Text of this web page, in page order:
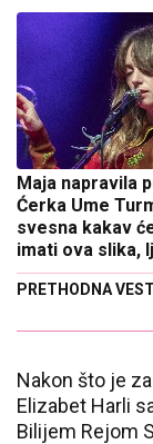
Maja napravila
Ćerka Ume
svesna kakav
imati ova slika,
i ne veruju
PRETHODNA VEST
Nakon što je
Elizabet Harli
Bilijem Rejom